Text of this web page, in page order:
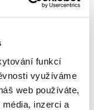
funkcí
využíváme
web používáte,
inzerci a
trpia